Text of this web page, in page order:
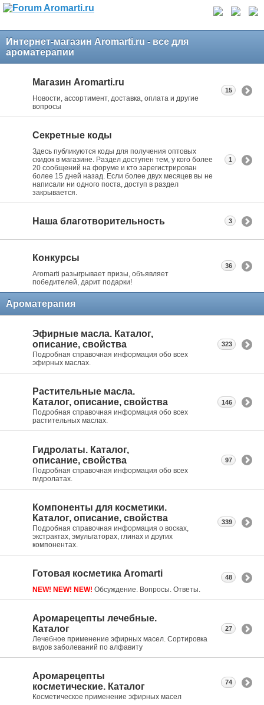
Интернет-магазин Aromarti.ru - все для
ароматерапии
Магазин Aromarti.ru
Новости, ассортимент, доставка, оплата и другие
вопросы
15
Секретные коды
Здесь публикуются коды для получения оптовых
скидок в магазине. Раздел доступен тем, у кого более
20 сообщений на форуме и кто зарегистрирован
более 15 дней назад. Если более двух месяцев вы не
написали ни одного поста, доступ в раздел
закрывается.
1
Наша благотворительность 3
Конкурсы
Aromarti разыгрывает призы, объявляет
победителей, дарит подарки!
36
Ароматерапия
Эфирные масла. Каталог,
описание, свойства
Подробная справочная информация обо всех
эфирных маслах.
323
Растительные масла.
Каталог, описание, свойства
Подробная справочная информация обо всех
растительных маслах.
146
Гидролаты. Каталог,
описание, свойства
Подробная справочная информация обо всех
гидролатах.
97
Компоненты для косметики.
Каталог, описание, свойства
Подробная справочная информация о восках,
экстрактах, эмульгаторах, глинах и других
компонентах.
339
Готовая косметика Aromarti
NEW! NEW! NEW! Обсуждение. Вопросы. Ответы.
48
Аромарецепты лечебные.
Каталог
Лечебное применение эфирных масел. Сортировка
видов заболеваний по алфавиту
27
Аромарецепты
косметические. Каталог
Косметическое применение эфирных масел
74